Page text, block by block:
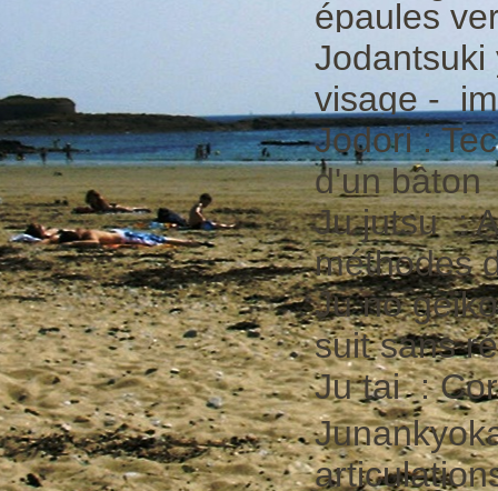
épaules
visage -
Jodori :
d'un bâton
Ju jutsu :
méthodes
Ju no
suit sans
Ju tai :